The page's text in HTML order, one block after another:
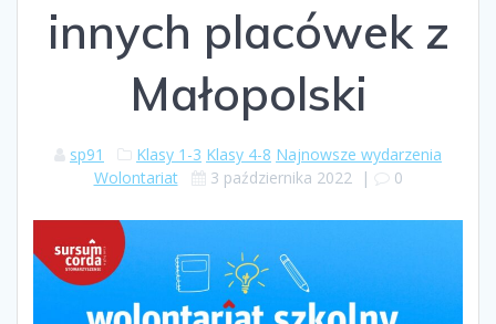
innych placówek z
Małopolski
sp91 Klasy 1-3 Klasy 4-8 Najnowsze wydarzenia
Wolontariat
3 października 2022 | 0